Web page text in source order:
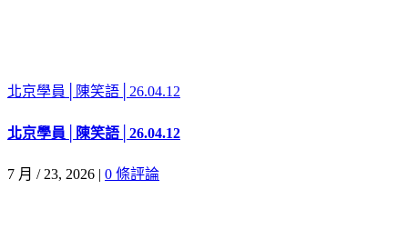
北京學員│陳笑語│26.04.12
北京學員│陳笑語│26.04.12
7 月 / 23, 2026 | 0 條評論